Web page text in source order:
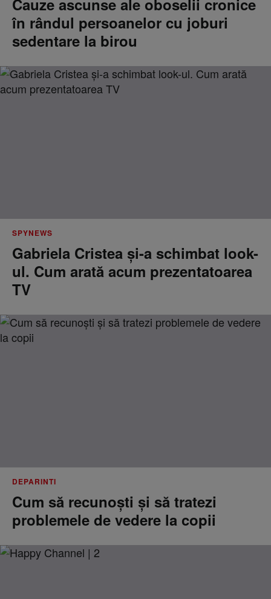
Cauze ascunse ale oboselii cronice
în rândul persoanelor cu joburi
sedentare la birou
SPYNEWS
Gabriela Cristea și-a schimbat look-
ul. Cum arată acum prezentatoarea
TV
DEPARINTI
Cum să recunoști și să tratezi
problemele de vedere la copii